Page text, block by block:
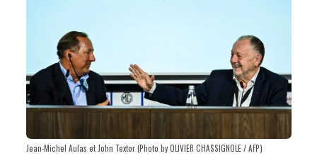
Jean-Michel Aulas et John Textor (Photo by OLIVIER CHASSIGNOLE / AFP)